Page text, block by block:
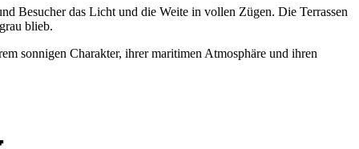
Besucher das Licht und die Weite in vollen Zügen. Die Terrassen
blieb.
sonnigen Charakter, ihrer maritimen Atmosphäre und ihren